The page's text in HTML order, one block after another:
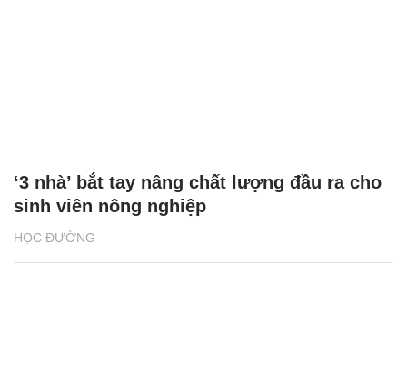
HỌC ĐƯỜNG
‘3 nhà’ bắt tay nâng chất lượng đầu ra cho
sinh viên nông nghiệp